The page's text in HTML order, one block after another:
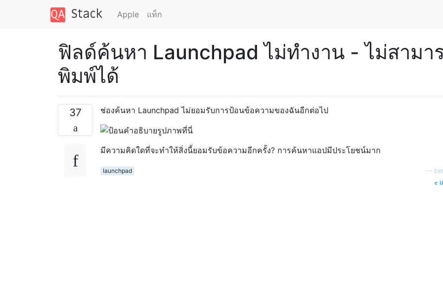
Apple แท็ก
ฟิลด์ค้นหา Launchpad ไม่ทำงาน - ไม่สามา
พิมพ์ได้
37 ช่องค้นหา Launchpad ไม่ยอมรับการป้อนข้อความของฉันอีกต่อไป
มีความคิดใดที่จะทำให้สิ่งนี้ยอมรับข้อความอีกครั้ง? การค้นหาแอปมีประโยชน์มาก
launchpad